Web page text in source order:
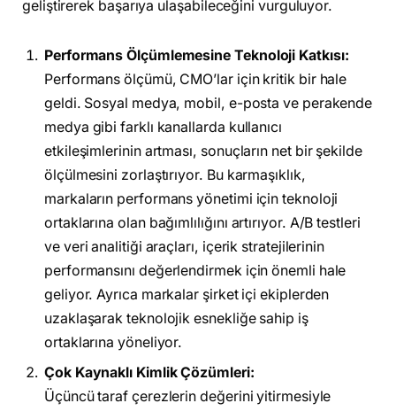
geliştirerek başarıya ulaşabileceğini vurguluyor.
Performans Ölçümlemesine Teknoloji Katkısı:
Performans ölçümü, CMO’lar için kritik bir hale
geldi. Sosyal medya, mobil, e-posta ve perakende
medya gibi farklı kanallarda kullanıcı
etkileşimlerinin artması, sonuçların net bir şekilde
ölçülmesini zorlaştırıyor. Bu karmaşıklık,
markaların performans yönetimi için teknoloji
ortaklarına olan bağımlılığını artırıyor. A/B testleri
ve veri analitiği araçları, içerik stratejilerinin
performansını değerlendirmek için önemli hale
geliyor. Ayrıca markalar şirket içi ekiplerden
uzaklaşarak teknolojik esnekliğe sahip iş
ortaklarına yöneliyor.
Çok Kaynaklı Kimlik Çözümleri:
Üçüncü taraf çerezlerin değerini yitirmesiyle